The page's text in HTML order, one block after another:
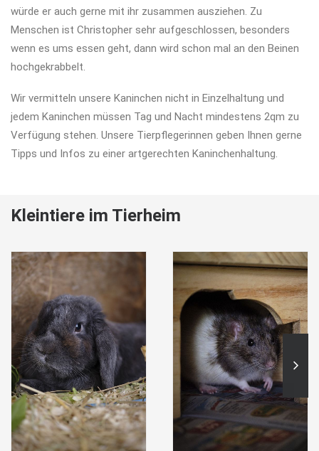
würde er auch gerne mit ihr zusammen ausziehen. Zu
Menschen ist Christopher sehr aufgeschlossen, besonders
wenn es ums essen geht, dann wird schon mal an den Beinen
hochgekrabbelt.
Wir vermitteln unsere Kaninchen nicht in Einzelhaltung und
jedem Kaninchen müssen Tag und Nacht mindestens 2qm zu
Verfügung stehen. Unsere Tierpflegerinnen geben Ihnen gerne
Tipps und Infos zu einer artgerechten Kaninchenhaltung.
Kleintiere im Tierheim